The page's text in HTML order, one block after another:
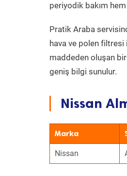
periyodik bakım
Pratik Araba
hava ve polen filtresi
maddeden oluşan bir
geniş bilgi sunulur.
Nissan
Marka
Nissan